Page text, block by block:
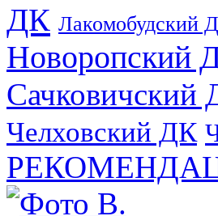
ДК Лакомобудский
Новоропский
Сачковичский
Челховский ДК